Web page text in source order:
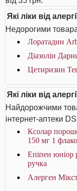
Які ліки від
Недорогими
Лоратадин
Діазолін
Цетиризин
Які ліки від
Найдорожчими
інтернет-аптеки
Ксолар
150 мг 1
Епіпен юніор
ручка
Алерген